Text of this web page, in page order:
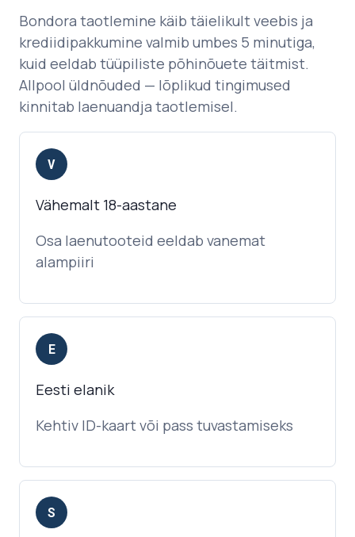
Bondora taotlemine käib täielikult veebis ja
krediidipakkumine valmib umbes 5 minutiga,
kuid eeldab tüüpiliste põhinõuete täitmist.
Allpool üldnõuded — lõplikud tingimused
kinnitab laenuandja taotlemisel.
V
Vähemalt 18-aastane
Osa laenutooteid eeldab vanemat
alampiiri
E
Eesti elanik
Kehtiv ID-kaart või pass tuvastamiseks
S